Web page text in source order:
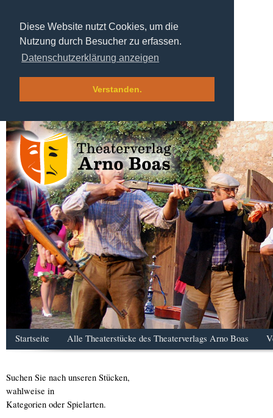
Diese Website nutzt Cookies, um die
Nutzung durch Besucher zu erfassen.
Datenschutzerklärung anzeigen
Verstanden.
Startseite Alle Theaterstücke des Theaterverlags Arno Boas
Suchen Sie nach unseren Stücken,
wahlweise in
Kategorien oder Spielarten.